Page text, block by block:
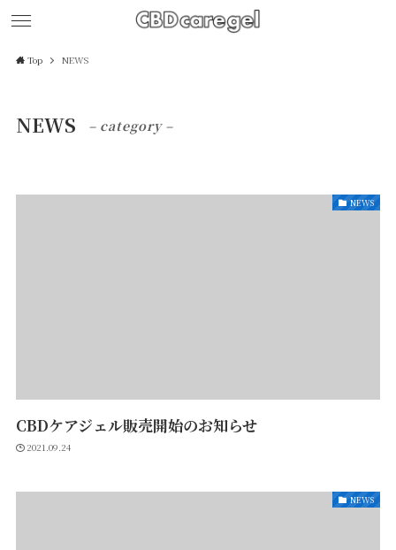
Top NEWS
NEWS – category –
NEWS
CBDケアジェル販売開始のお知らせ
2021.09.24
NEWS